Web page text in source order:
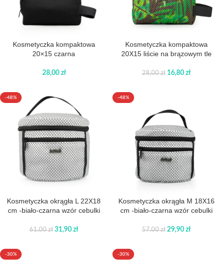
Kosmetyczka kompaktowa
20×15 czarna
28,00 zł
Kosmetyczka kompaktowa
20X15 liście na brązowym tle
28,00zł 16,80 zł
-48%
Kosmetyczka okrągła L 22X18
cm -biało-czarna wzór cebulki
61,00zł 31,90 zł
-48%
Kosmetyczka okrągła M 18X16
cm -biało-czarna wzór cebulki
57,00zł 29,90 zł
-30% -30%